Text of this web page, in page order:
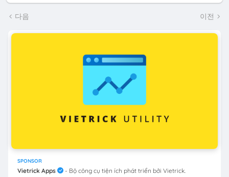
다음 이전
SPONSOR
Vietrick Apps - Bộ công cụ tiện ích phát triển bởi Vietrick.